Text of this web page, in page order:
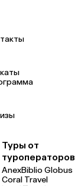
Туры от
туроператоров
AnexBiblio Globus
Coral Travel